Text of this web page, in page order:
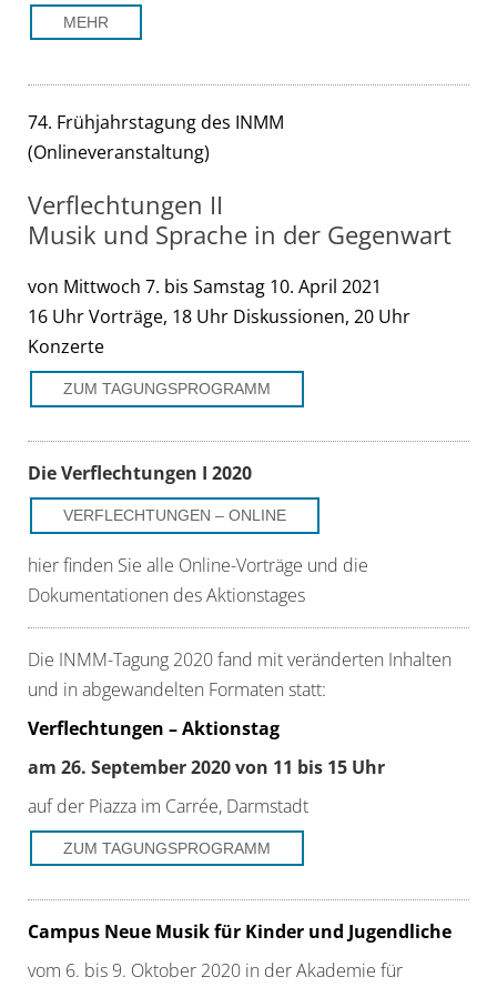
MEHR
74. Frühjahrstagung des INMM
(Onlineveranstaltung)
Verflechtungen II
Musik und Sprache in der Gegenwart
von Mittwoch 7. bis Samstag 10. April 2021
16 Uhr Vorträge, 18 Uhr Diskussionen, 20 Uhr
Konzerte
ZUM TAGUNGSPROGRAMM
Die Verflechtungen I 2020
VERFLECHTUNGEN – ONLINE
hier finden Sie alle Online-Vorträge und die
Dokumentationen des Aktionstages
Die INMM-Tagung 2020 fand mit veränderten Inhalten
und in abgewandelten Formaten statt:
Verflechtungen – Aktionstag
am 26. September 2020 von 11 bis 15 Uhr
auf der Piazza im Carrée, Darmstadt
ZUM TAGUNGSPROGRAMM
Campus Neue Musik für Kinder und Jugendliche
vom 6. bis 9. Oktober 2020 in der Akademie für